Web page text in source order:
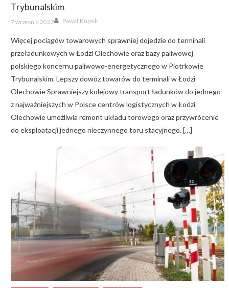
Trybunalskim
Posted
on
7 września 2022 Author
Paweł Kupsik
Więcej pociągów towarowych sprawniej dojedzie do terminali
przeładunkowych w Łodzi Olechowie oraz bazy paliwowej
polskiego koncernu paliwowo-energetycznego w Piotrkowie
Trybunalskim. Lepszy dowóz towarów do terminali w Łodzi
Olechowie Sprawniejszy kolejowy transport ładunków do jednego
z najważniejszych w Polsce centrów logistycznych w Łodzi
Olechowie umożliwia remont układu torowego oraz przywrócenie
do eksploatacji jednego nieczynnego toru stacyjnego. […]